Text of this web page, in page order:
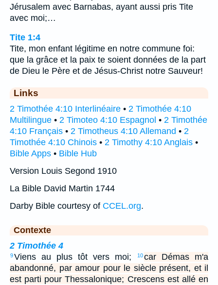
Jérusalem avec Barnabas, ayant aussi pris Tite
avec moi;…
Tite 1:4
Tite, mon enfant légitime en notre commune foi:
que la grâce et la paix te soient données de la part
de Dieu le Père et de Jésus-Christ notre Sauveur!
Links
2 Timothée 4:10 Interlinéaire • 2 Timothée 4:10
Multilingue • 2 Timoteo 4:10 Espagnol • 2 Timothée
4:10 Français • 2 Timotheus 4:10 Allemand • 2
Timothée 4:10 Chinois • 2 Timothy 4:10 Anglais •
Bible Apps • Bible Hub
Version Louis Segond 1910
La Bible David Martin 1744
Darby Bible courtesy of CCEL.org.
Contexte
2 Timothée 4
9Viens au plus tôt vers moi; 10car Démas m'a
abandonné, par amour pour le siècle présent, et il
est parti pour Thessalonique; Crescens est allé en